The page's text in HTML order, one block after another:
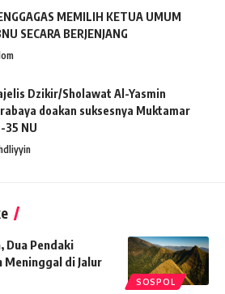
MEMILIH KETUA UMUM
SECARA BERJENJANG
Dzikir/Sholawat Al-Yasmin
doakan suksesnya Muktamar
35 NU
SOSPOL
Dua Pendaki
di Jalur